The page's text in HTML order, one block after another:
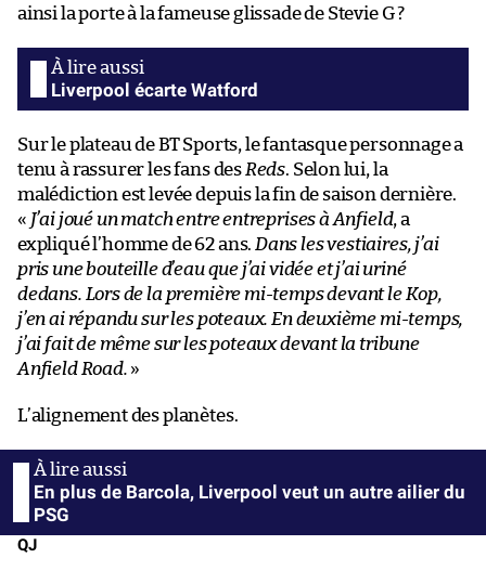
ainsi la porte à la fameuse glissade de Stevie G ?
Liverpool écarte Watford
Sur le plateau de BT Sports, le fantasque personnage a
tenu à rassurer les fans des Reds. Selon lui, la
malédiction est levée depuis la fin de saison dernière.
« J’ai joué un match entre entreprises à Anfield, a
expliqué l’homme de 62 ans. Dans les vestiaires, j’ai
pris une bouteille d’eau que j’ai vidée et j’ai uriné
dedans. Lors de la première mi-temps devant le Kop,
j’en ai répandu sur les poteaux. En deuxième mi-temps,
j’ai fait de même sur les poteaux devant la tribune
Anfield Road. »
L’alignement des planètes.
En plus de Barcola, Liverpool veut un autre ailier du
PSG
QJ